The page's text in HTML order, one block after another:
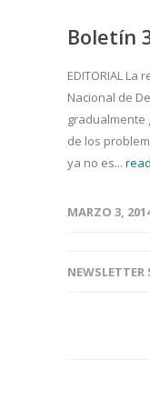
Boletín
EDITORIAL
Nacional de
gradualmente
de los
ya no es...
MARZO 3,